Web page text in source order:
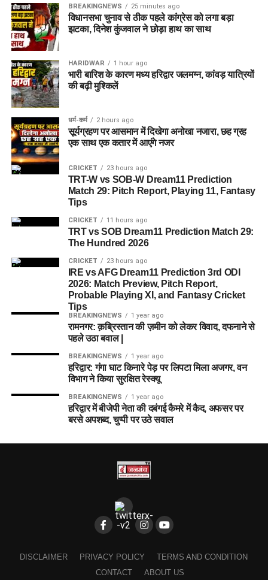
BREAKINGNEWS 25 minutes ago
विधानसभा चुनाव से ठीक पहले कांग्रेस को लगा बड़ा
झटका, दिनेश कुंजवाल ने छोड़ा हाथ का साथ
HARIDWAR 1 hour ago
भारी बारिश के कारण मध्य हरिद्वार जलमग्न, कांवड़ यात्रियों
की बढ़ी मुश्किलें
धर्म-कर्म 2 hours ago
सूर्यग्रहण पर आसमान में दिखेगा अनोखा नजारा, छह ग्रह
एक साथ एक कतार में आएंगे नजर
CRICKET 23 hours ago
TRT-W vs SOB-W Dream11 Prediction
Match 29: Pitch Report, Playing 11, Fantasy
Tips
CRICKET 11 hours ago
TRT vs SOB Dream11 Prediction Match 29:
The Hundred 2026
CRICKET 23 hours ago
IRE vs AFG Dream11 Prediction 3rd ODI
2026: Match Preview, Pitch Report,
Probable Playing XI, and Fantasy Cricket
Tips
BREAKINGNEWS 1 year ago
रामनगर: क़ब्रिस्तान की ज़मीन को लेकर विवाद, दफनाने से
पहले उठा बवाल |
BREAKINGNEWS 1 year ago
हरिद्वार: गंगा घाट किनारे पेड़ पर लिपटा मिला अजगर, वन
विभाग ने किया सुरक्षित रेस्क्यू
BREAKINGNEWS 1 year ago
हरिद्वार में बीजेपी नेता की दबंगई कैमरे में कैद, अफसर पर
बरसे अपशब्द, चुप्पी पर उठे सवाल
DISCLAIMER PRIVACY POLICY
TERMS AND CONDITION
CONTACT
ABOUT US